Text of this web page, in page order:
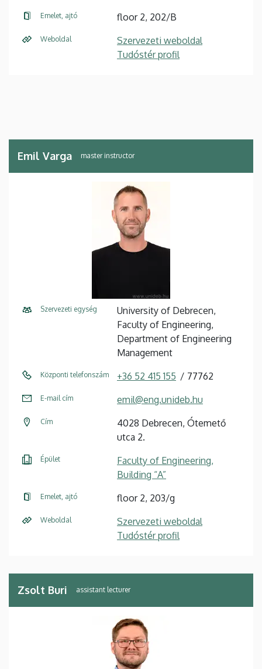
Emelet, ajtó floor 2, 202/B
Weboldal
Szervezeti weboldal
Tudóstér profil
Emil Varga master instructor
Szervezeti egység
University of Debrecen,
Faculty of Engineering,
Department of Engineering
Management
Központi telefonszám +36 52 415 155 77762
E-mail cím emil@eng.unideb.hu
Cím
4028 Debrecen, Ótemető
utca 2.
Épület
Faculty of Engineering,
Building “A”
Emelet, ajtó floor 2, 203/g
Weboldal
Szervezeti weboldal
Tudóstér profil
Zsolt Buri assistant lecturer